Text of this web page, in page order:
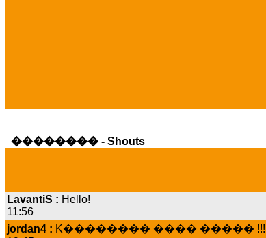
�������� - Shouts
11:56
jordan4 :K�������� ���� ����� !!!
19:45